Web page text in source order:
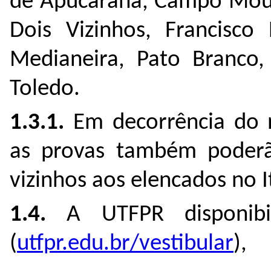
Dois Vizinhos, Francisco
Medianeira, Pato
Toledo.
1.3.1. Em decorrência do
as provas também
vizinhos aos elencados no
1.4. A UTFPR
(utfpr.edu.br/vestibular),